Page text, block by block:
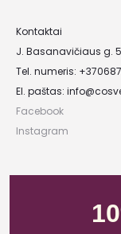
Kontaktai
J. Basanavičiaus g.
Tel. numeris:
El. paštas:
Facebook
Instagram
Įmonės kodas:
PVM mokėtojo kodas: